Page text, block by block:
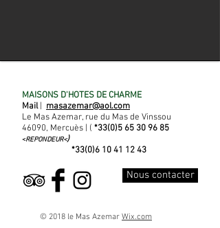
MAISONS D'HOTES DE CHARME
Mail
masazemar@aol.com
Le Mas Azemar, rue du Mas de Vinssou
46090, Mercuès | ( *33(0)5 65 30 96 85
<REPONDEUR<)
*33(0)6 10 41 12 43
Nous contacter
© 2018 le Mas Azemar Wix.com